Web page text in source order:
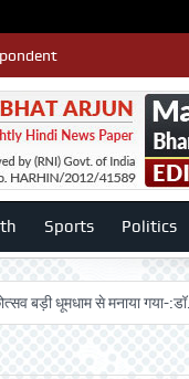
Sports Politics
से मनाया गया-:डॉ. राजेश भाटिया